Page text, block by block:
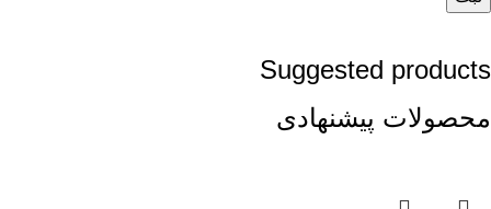
Suggested products
محصولات پیشنهادی